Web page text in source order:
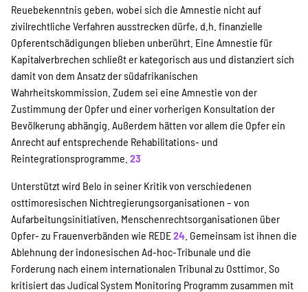
Reuebekenntnis geben, wobei sich die Amnestie nicht auf
zivilrechtliche Verfahren ausstrecken dürfe, d.h. finanzielle
Opferentschädigungen blieben unberührt. Eine Amnestie für
Kapitalverbrechen schließt er kategorisch aus und distanziert sich
damit von dem Ansatz der südafrikanischen
Wahrheitskommission. Zudem sei eine Amnestie von der
Zustimmung der Opfer und einer vorherigen Konsultation der
Bevölkerung abhängig. Außerdem hätten vor allem die Opfer ein
Anrecht auf entsprechende Rehabilitations- und
Reintegrationsprogramme. 23
Unterstützt wird Belo in seiner Kritik von verschiedenen
osttimoresischen Nichtregierungsorganisationen – von
Aufarbeitungsinitiativen, Menschenrechtsorganisationen über
Opfer- zu Frauenverbänden wie REDE24 . Gemeinsam ist ihnen die
Ablehnung der indonesischen Ad-hoc-Tribunale und die
Forderung nach einem internationalen Tribunal zu Osttimor. So
kritisiert das Judical System Monitoring Programm zusammen mit